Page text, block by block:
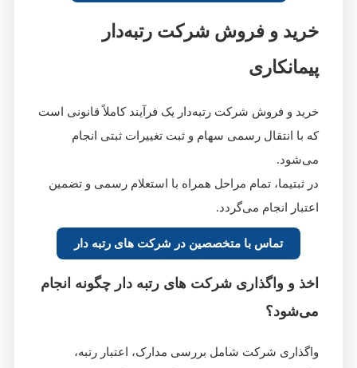
خرید و فروش شرکت رتبه‌دار
پیمانکاری
خرید و فروش شرکت رتبه‌دار یک فرآیند کاملاً قانونی است
که با انتقال رسمی سهام و ثبت تغییرات ثبتی انجام
می‌شود.
در ثبتیما، تمام مراحل همراه با استعلام رسمی و تضمین
اعتبار انجام می‌گردد.
تماس با متخصصین در شرکت های رتبه دار
اخذ و واگذاری شرکت‌ های رتبه‌ دار چگونه انجام
می‌شود؟
واگذاری شرکت شامل بررسی مدارک، اعتبار رتبه،